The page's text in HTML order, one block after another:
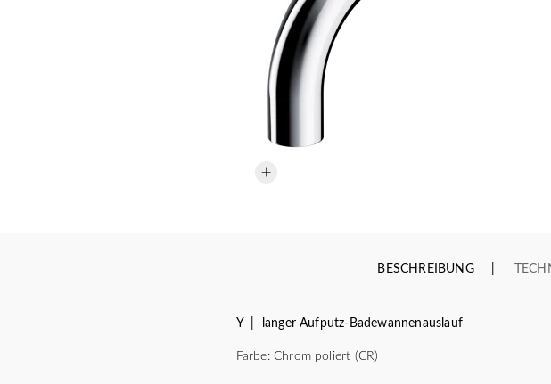
BESCHREIBUNG
Y | langer Aufputz-Badewannenauslauf
Farbe: Chrom poliert (CR)